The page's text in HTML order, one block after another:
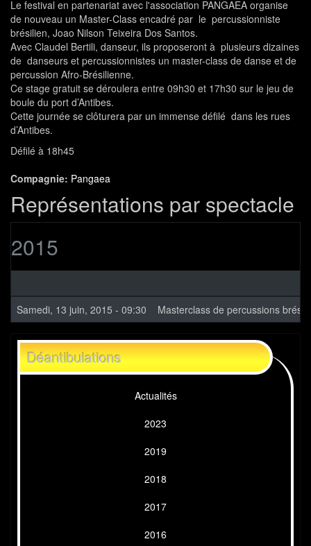
Le festival en partenariat avec l'association PANGAEA organise
de nouveau un Master-Class encadré par le percussionniste
brésilien, Joao Nilson Teixeira Dos Santos.
Avec Claudel Bertili, danseur, ils proposeront à plusieurs dizaines
de danseurs et percussionnistes un master-class de danse et de
percussion Afro-Brésilienne.
Ce stage gratuit se déroulera entre 09h30 et 17h30 sur le jeu de
boule du port d’Antibes.
Cette journée se clôturera par un immense défilé dans les rues
d’Antibes.
Défilé à 18h45
Compagnie: Pangaea
Représentations par spectacle
2015
Samedi, 13 juin, 2015 - 09:30 Masterclass de percussions
Déantibulations
Actualités
2023
2019
2018
2017
2016